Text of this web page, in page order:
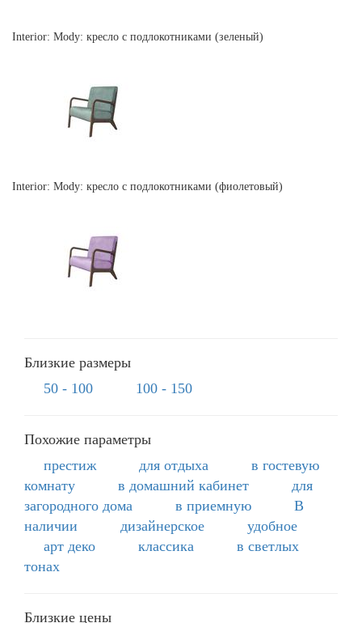
Interior: Mody: кресло с подлокотниками (зеленый)
Interior: Mody: кресло с подлокотниками (фиолетовый)
Близкие размеры
50 - 100
100 - 150
Похожие параметры
престиж
для отдыха
в гостевую
комнату
в домашний кабинет
для
загородного дома
в приемную
В
наличии
дизайнерское
удобное
арт деко
классика
в светлых
тонах
Близкие цены